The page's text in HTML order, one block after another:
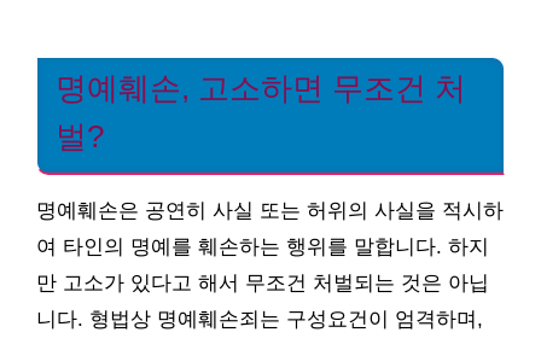
명예훼손, 고소하면 무조건 처
벌?
명예훼손은 공연히 사실 또는 허위의 사실을 적시하
여 타인의 명예를 훼손하는 행위를 말합니다. 하지
만 고소가 있다고 해서 무조건 처벌되는 것은 아닙
니다. 형법상 명예훼손죄는 구성요건이 엄격하며,